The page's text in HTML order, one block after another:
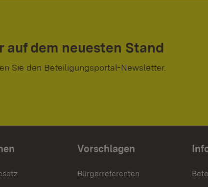
auf dem neuesten Stand
Sie den Beteiligungsportal-Newsletter.
Vorschlagen
Bürgerreferenten